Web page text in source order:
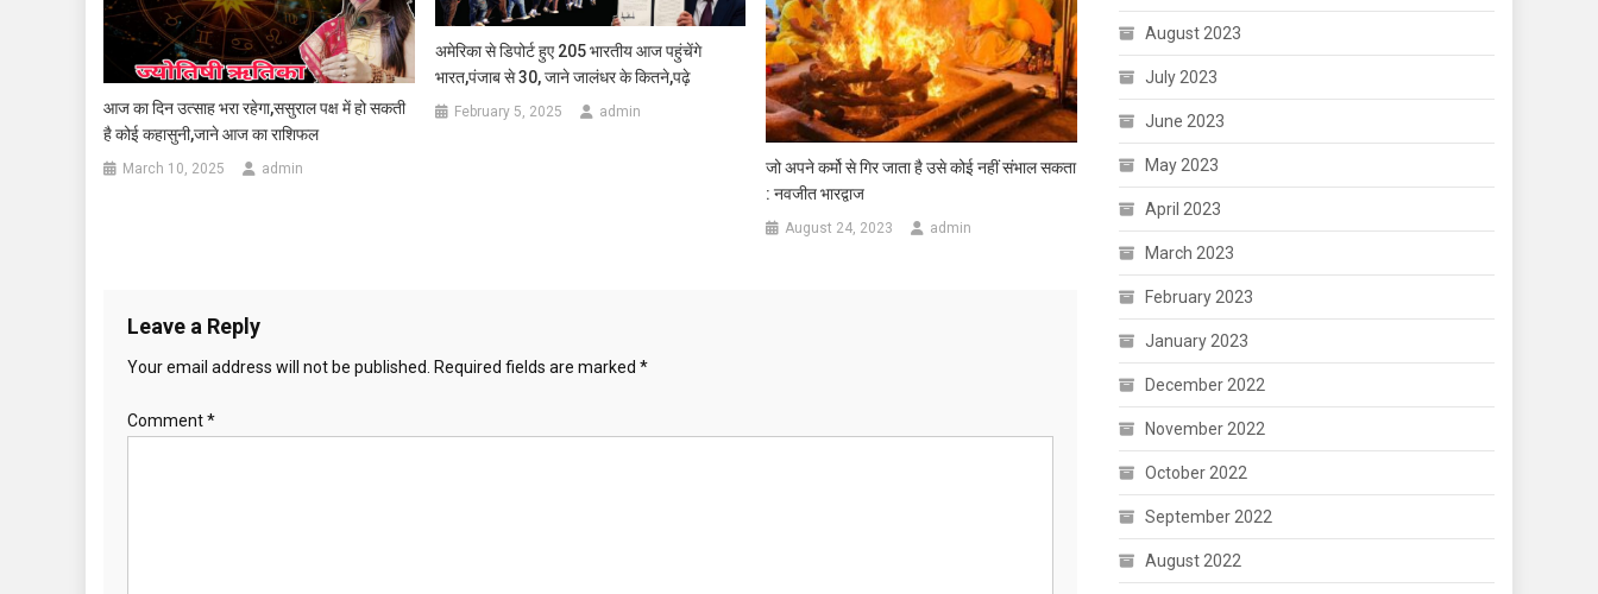
आज का दिन उत्साह भरा रहेगा,ससुराल पक्ष में हो सकती
है कोई कहासुनी,जाने आज का राशिफल
March 10, 2025 admin
अमेरिका से डिपोर्ट हुए 205 भारतीय आज पहुंचेंगे
भारत,पंजाब से 30, जाने जालंधर के कितने,पढ़े
February 5, 2025 admin
जो अपने कर्मो से गिर जाता है उसे कोई नहीं संभाल सकता
: नवजीत भारद्वाज
August 24, 2023 admin
Leave a Reply
Your email address will not be published. Required fields are marked *
Comment*
August 2023
July 2023
June 2023
May 2023
April 2023
March 2023
February 2023
January 2023
December 2022
November 2022
October 2022
September 2022
August 2022